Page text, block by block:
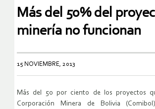
Más del 50% del
minería no funcionan
15 NOVIEMBRE, 2013
Más del 50 por ciento de los proyectos
Corporación Minera de Bolivia